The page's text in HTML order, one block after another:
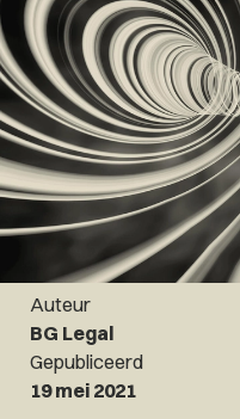
Auteur
BG Legal
Gepubliceerd
19 mei 2021